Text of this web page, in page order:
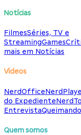
Notícias
FilmesSéries, TV e
StreamingGames
mais em Notícias
Vídeos
NerdOffice
do Expediente
Entrevista
Quem somos